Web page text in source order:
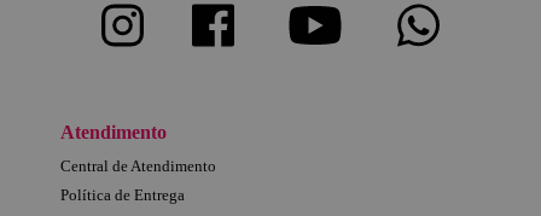
Atendimento
Central de Atendimento
Política de Entrega